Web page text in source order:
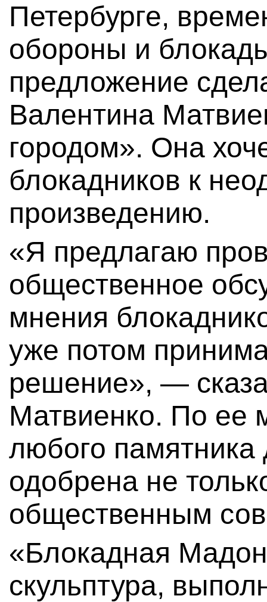
Петербурге,
обороны и
предложение
Валентина
городом». Она
блокадников к
произведению.
«Я предлагаю
общественное
мнения
уже потом
решение», —
Матвиенко. По ее
любого
одобрена не
общественным
«Блокадная
скульптура,